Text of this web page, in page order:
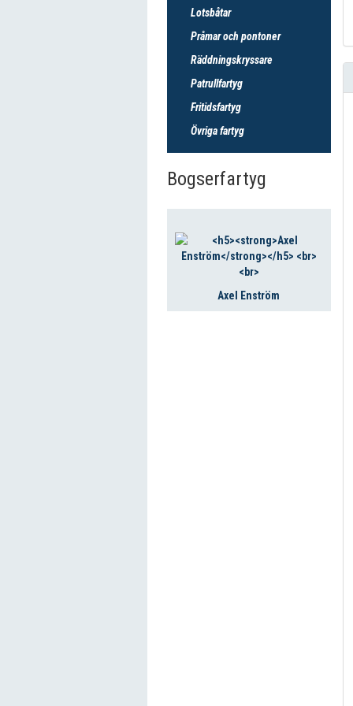
Lotsbåtar
Pråmar och pontoner
Räddningskryssare
Patrullfartyg
Fritidsfartyg
Övriga fartyg
Bogserfartyg
Axel Enström